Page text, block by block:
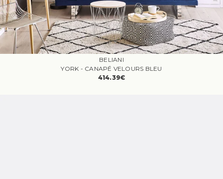
BELIANI
YORK - CANAPÉ VELOURS BLEU
414.39€